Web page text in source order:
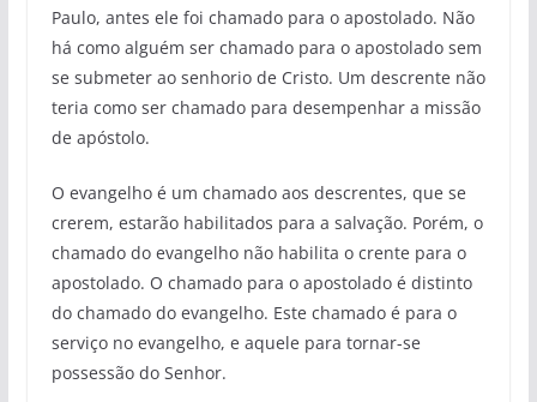
Paulo, antes ele foi chamado para o apostolado. Não
há como alguém ser chamado para o apostolado sem
se submeter ao senhorio de Cristo. Um descrente não
teria como ser chamado para desempenhar a missão
de apóstolo.
O evangelho é um chamado aos descrentes, que se
crerem, estarão habilitados para a salvação. Porém, o
chamado do evangelho não habilita o crente para o
apostolado. O chamado para o apostolado é distinto
do chamado do evangelho. Este chamado é para o
serviço no evangelho, e aquele para tornar-se
possessão do Senhor.